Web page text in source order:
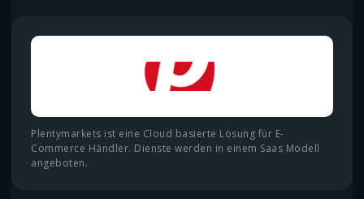
Plentymarkets ist eine Cloud basierte Lösung für E-
Commerce Händler. Dienste werden in einem Saas Modell
angeboten.